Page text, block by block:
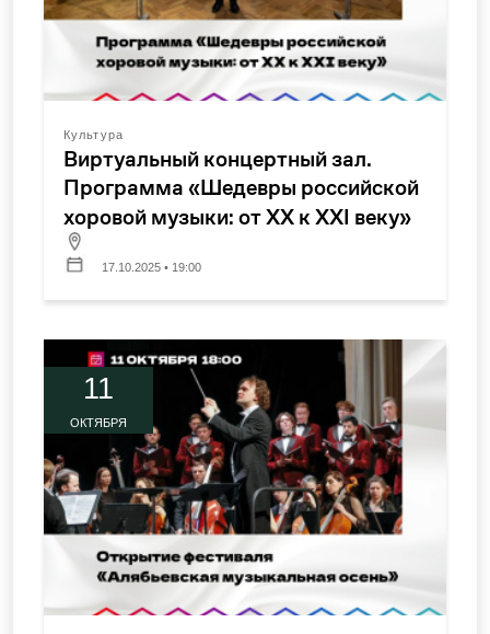
Культура
Виртуальный концертный зал.
Программа «Шедевры российской
хоровой музыки: от XX к XXI веку»
17.10.2025 • 19:00
11
ОКТЯБРЯ